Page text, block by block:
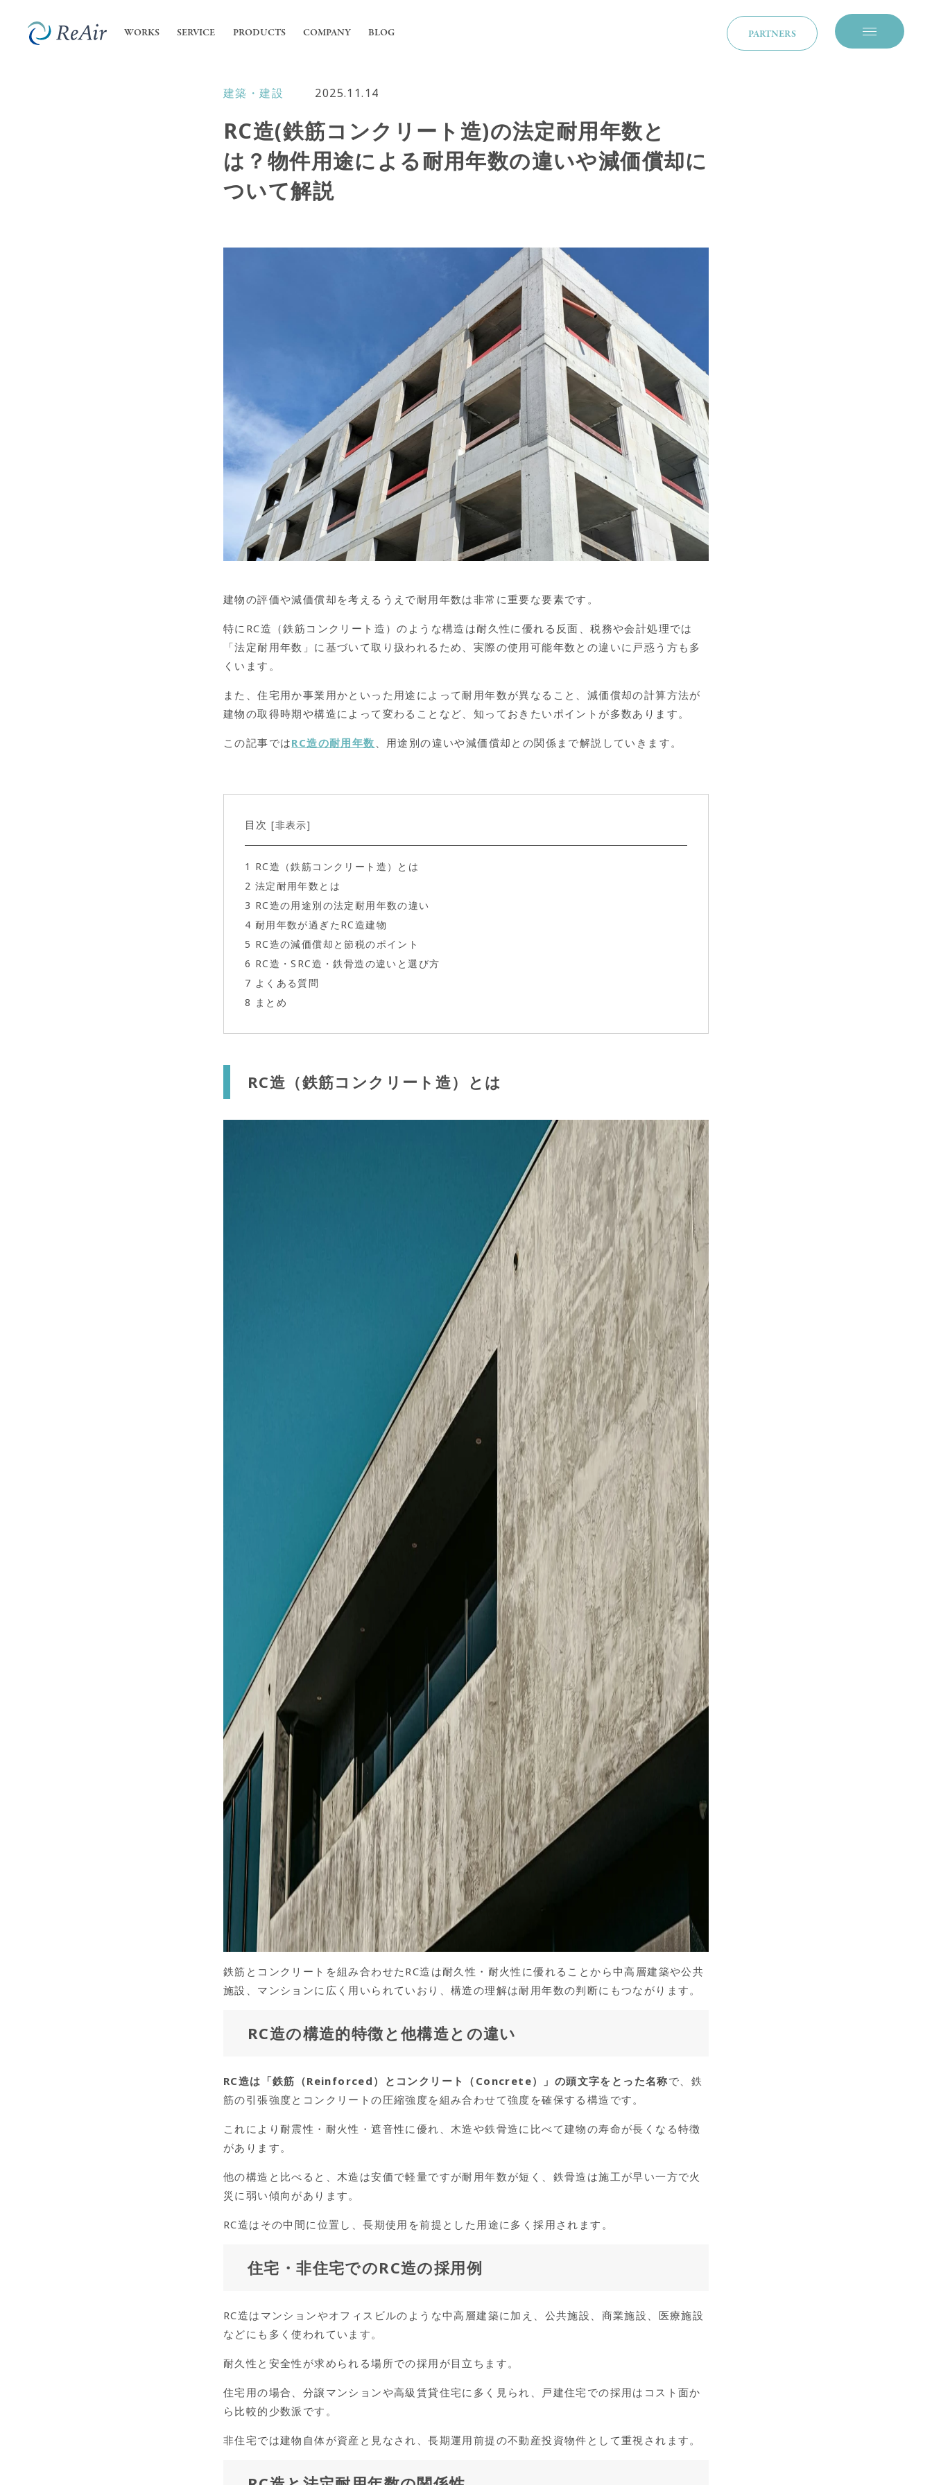
WORKS SERVICE
- 店舗の内装工事
- オフィス内装工事
業務用エアコンの入れ替えや新規設置工事
高機能換気設備工事
PRODUCTS COMPANY
ReAirの強み
会社概要
BLOG PARTNERS
メニューを開閉
建築・建設 2025.11.14
RC造(鉄筋コンクリート造)の法定耐用年数と
は？物件用途による耐用年数の違いや減価償却に
ついて解説
建物の評価や減価償却を考えるうえで耐用年数は非常に重要な要素です。
特にRC造（鉄筋コンクリート造）のような構造は耐久性に優れる反面、税務や会計処理では
「法定耐用年数」に基づいて取り扱われるため、実際の使用可能年数との違いに戸惑う方も多
くいます。
また、住宅用か事業用かといった用途によって耐用年数が異なること、減価償却の計算方法が
建物の取得時期や構造によって変わることなど、知っておきたいポイントが多数あります。
この記事ではRC造の耐用年数 、用途別の違いや減価償却との関係まで解説していきます。
目次 [非表示]
1 RC造（鉄筋コンクリート造）とは
2 法定耐用年数とは
3 RC造の用途別の法定耐用年数の違い
4 耐用年数が過ぎたRC造建物
5 RC造の減価償却と節税のポイント
6 RC造・SRC造・鉄骨造の違いと選び方
7 よくある質問
8 まとめ
RC造（鉄筋コンクリート造）とは
鉄筋とコンクリートを組み合わせたRC造は耐久性・耐火性に優れることから中高層建築や公共
施設、マンションに広く用いられていおり、構造の理解は耐用年数の判断にもつながります。
RC造の構造的特徴と他構造との違い
RC造は「鉄筋（Reinforced）とコンクリート（Concrete）」の頭文字をとった名称で、鉄
筋の引張強度とコンクリートの圧縮強度を組み合わせて強度を確保する構造です。
これにより耐震性・耐火性・遮音性に優れ、木造や鉄骨造に比べて建物の寿命が長くなる特徴
があります。
他の構造と比べると、木造は安価で軽量ですが耐用年数が短く、鉄骨造は施工が早い一方で火
災に弱い傾向があります。
RC造はその中間に位置し、長期使用を前提とした用途に多く採用されます。
住宅・非住宅でのRC造の採用例
RC造はマンションやオフィスビルのような中高層建築に加え、公共施設、商業施設、医療施設
などにも多く使われています。
耐久性と安全性が求められる場所での採用が目立ちます。
住宅用の場合、分譲マンションや高級賃貸住宅に多く見られ、戸建住宅での採用はコスト面か
ら比較的少数派です。
非住宅では建物自体が資産と見なされ、長期運用前提の不動産投資物件として重視されます。